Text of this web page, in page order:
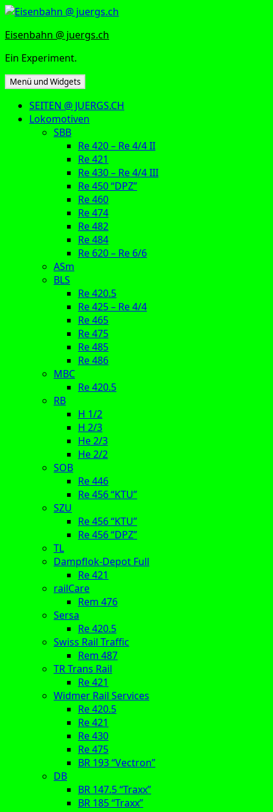
Zum
springen
Eisenbahn @ juergs.ch
Ein Experiment.
Menü und Widgets
SEITEN @ JUERGS.CH
Lokomotiven
SBB
Re 420 – Re 4/4 II
Re 421
Re 430 – Re 4/4 III
Re 450 “DPZ”
Re 460
Re 474
Re 482
Re 484
Re 620 – Re 6/6
ASm
BLS
Re 420.5
Re 425 – Re 4/4
Re 465
Re 475
Re 485
Re 486
MBC
Re 420.5
RB
H 1/2
H 2/3
He 2/3
He 2/2
SOB
Re 446
Re 456 “KTU”
SZU
Re 456 “KTU”
Re 456 “DPZ”
TL
Dampflok-Depot Full
Re 421
railCare
Rem 476
Sersa
Re 420.5
Swiss Rail Traffic
Rem 487
TR Trans Rail
Re 421
Widmer Rail Services
Re 420.5
Re 421
Re 430
Re 475
BR 193 “Vectron”
DB
BR 147.5 “Traxx”
BR 185 “Traxx”